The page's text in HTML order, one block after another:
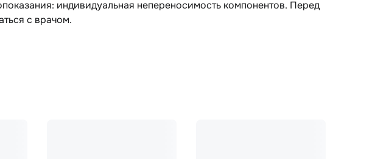
индивидуальная непереносимость компонентов. Перед
с врачом.